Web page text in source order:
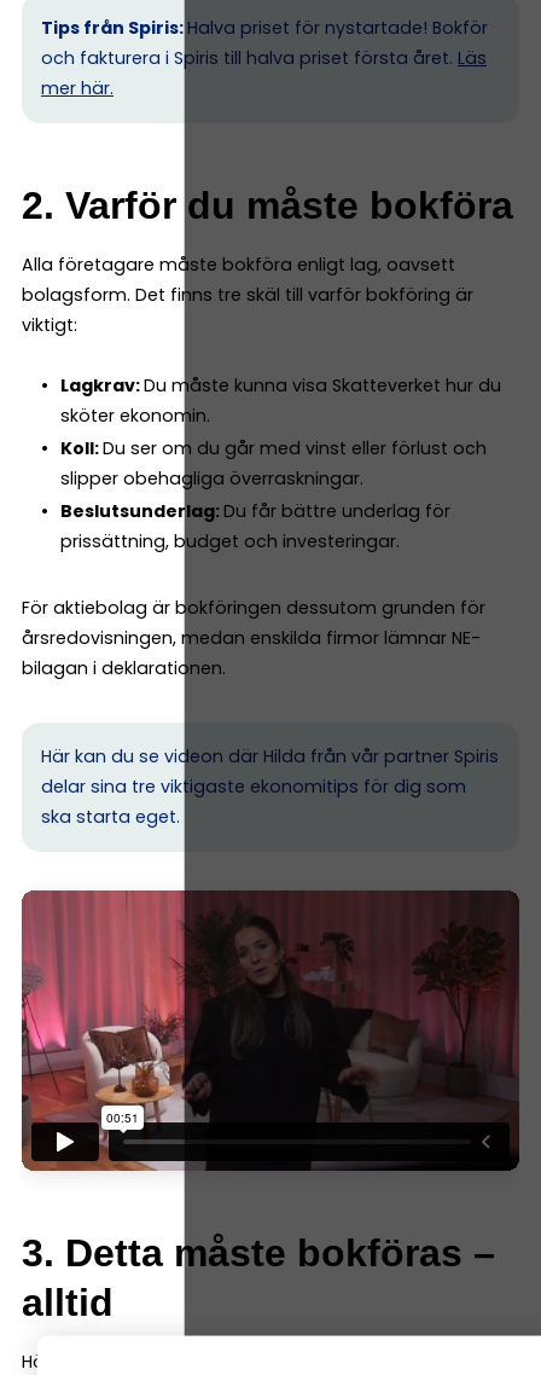
Tips från Spiris: Halva priset för nystartade! Bokför
och fakturera i Spiris till halva priset första året. Läs
mer här.
2. Varför du måste bokföra
Alla företagare måste bokföra enligt lag, oavsett
bolagsform. Det finns tre skäl till varför bokföring är
viktigt:
Lagkrav:Du måste kunna visa Skatteverket hur du
sköter ekonomin.
Koll:Du ser om du går med vinst eller förlust och
slipper obehagliga överraskningar.
Beslutsunderlag: Du får bättre underlag för
prissättning, budget och investeringar.
För aktiebolag är bokföringen dessutom grunden för
årsredovisningen, medan enskilda firmor lämnar NE-
bilagan i deklarationen.
Här kan du se videon där Hilda från vår partner Spiris
delar sina tre viktigaste ekonomitips för dig som
ska starta eget.
3. Detta måste bokföras –
alltid
Här är de vanligaste sakerna nya företagare behöver